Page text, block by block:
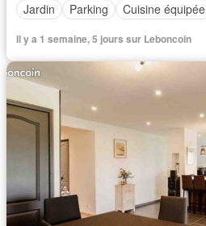
Jardin
Parking Cuisine équipée
Il y a 1 semaine, 5 jours sur Leboncoin